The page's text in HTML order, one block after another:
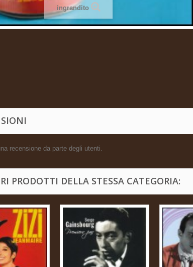
ingrandito
recensione da parte degli utenti.
PRODOTTI DELLA STESSA CATEGORIA: